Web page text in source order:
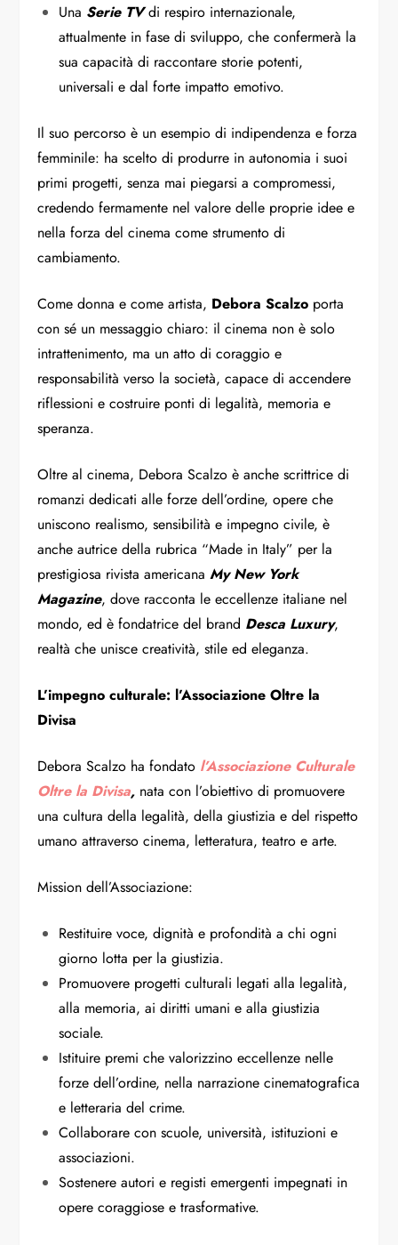
Una Serie TVdi respiro internazionale,
attualmente in fase di sviluppo, che confermerà la
sua capacità di raccontare storie potenti,
universali e dal forte impatto emotivo.
Il suo percorso è un esempio di indipendenza e forza
femminile: ha scelto di produrre in autonomia i suoi
primi progetti, senza mai piegarsi a compromessi,
credendo fermamente nel valore delle proprie idee e
nella forza del cinema come strumento di
cambiamento.
Come donna e come artista, Debora Scalzo porta
con sé un messaggio chiaro: il cinema non è solo
intrattenimento, ma un atto di coraggio e
responsabilità verso la società, capace di accendere
riflessioni e costruire ponti di legalità, memoria e
speranza.
Oltre al cinema, Debora Scalzo è anche scrittrice di
romanzi dedicati alle forze dell’ordine, opere che
uniscono realismo, sensibilità e impegno civile, è
anche autrice della rubrica “Made in Italy” per la
prestigiosa rivista americanaMy New York
Magazine, dove racconta le eccellenze italiane nel
mondo, ed è fondatrice del brand Desca Luxury,
realtà che unisce creatività, stile ed eleganza.
L’impegno culturale: l’Associazione Oltre la
Divisa
Debora Scalzo ha fondato l’Associazione Culturale
Oltre la Divisa, nata con l’obiettivo di promuovere
una cultura della legalità, della giustizia e del rispetto
umano attraverso cinema, letteratura, teatro e arte.
Mission dell’Associazione:
Restituire voce, dignità e profondità a chi ogni
giorno lotta per la giustizia.
Promuovere progetti culturali legati alla legalità,
alla memoria, ai diritti umani e alla giustizia
sociale.
Istituire premi che valorizzino eccellenze nelle
forze dell’ordine, nella narrazione cinematografica
e letteraria del crime.
Collaborare con scuole, università, istituzioni e
associazioni.
Sostenere autori e registi emergenti impegnati in
opere coraggiose e trasformative.